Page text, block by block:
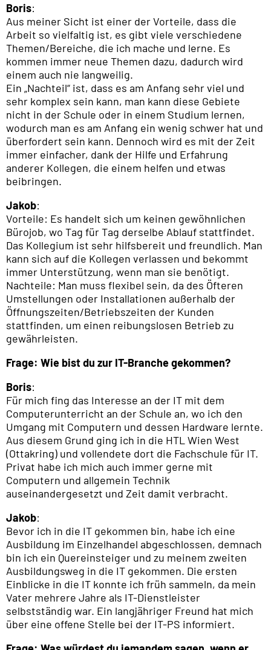
Boris:
Aus meiner Sicht ist einer der Vorteile, dass die
Arbeit so vielfaltig ist, es gibt viele verschiedene
Themen/Bereiche, die ich mache und lerne. Es
kommen immer neue Themen dazu, dadurch wird
einem auch nie langweilig.
Ein „Nachteil“ ist, dass es am Anfang sehr viel und
sehr komplex sein kann, man kann diese Gebiete
nicht in der Schule oder in einem Studium lernen,
wodurch man es am Anfang ein wenig schwer hat und
überfordert sein kann. Dennoch wird es mit der Zeit
immer einfacher, dank der Hilfe und Erfahrung
anderer Kollegen, die einem helfen und etwas
beibringen.
Jakob:
Vorteile: Es handelt sich um keinen gewöhnlichen
Bürojob, wo Tag für Tag derselbe Ablauf stattfindet.
Das Kollegium ist sehr hilfsbereit und freundlich. Man
kann sich auf die Kollegen verlassen und bekommt
immer Unterstützung, wenn man sie benötigt.
Nachteile: Man muss flexibel sein, da des Öfteren
Umstellungen oder Installationen außerhalb der
Öffnungszeiten/Betriebszeiten der Kunden
stattfinden, um einen reibungslosen Betrieb zu
gewährleisten.
Frage: Wie bist du zur IT-Branche gekommen?
Boris:
Für mich fing das Interesse an der IT mit dem
Computerunterricht an der Schule an, wo ich den
Umgang mit Computern und dessen Hardware lernte.
Aus diesem Grund ging ich in die HTL Wien West
(Ottakring) und vollendete dort die Fachschule für IT.
Privat habe ich mich auch immer gerne mit
Computern und allgemein Technik
auseinandergesetzt und Zeit damit verbracht.
Jakob:
Bevor ich in die IT gekommen bin, habe ich eine
Ausbildung im Einzelhandel abgeschlossen, demnach
bin ich ein Quereinsteiger und zu meinem zweiten
Ausbildungsweg in die IT gekommen. Die ersten
Einblicke in die IT konnte ich früh sammeln, da mein
Vater mehrere Jahre als IT-Dienstleister
selbstständig war. Ein langjähriger Freund hat mich
über eine offene Stelle bei der IT-PS informiert.